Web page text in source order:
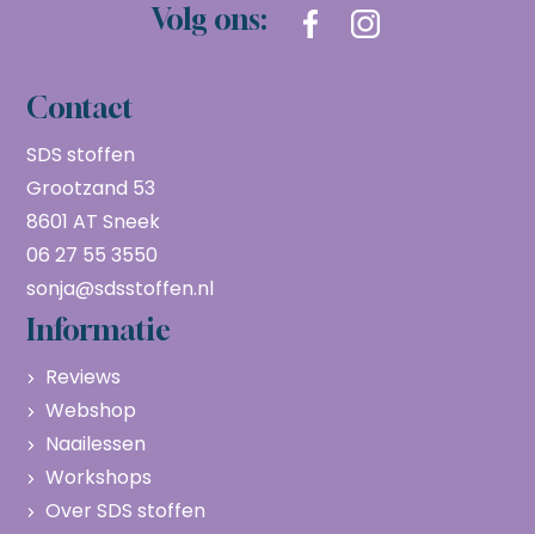
Volg ons:
Contact
SDS stoffen
Grootzand 53
8601 AT Sneek
06 27 55 3550
sonja@sdsstoffen.nl
Informatie
Reviews
Webshop
Naailessen
Workshops
Over SDS stoffen